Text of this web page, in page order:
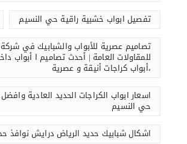
تفصيل ابواب خشبية راقية حي النسيم
تصاميم عصرية للأبواب والشبابيك في شركة
للمقاولات العامة | أحدث تصاميم ا أبواب
،أبواب كراجات أنيقة و عصرية
اسعار ابواب الكراجات الحديد العادية
حي النسيم
اشكال شبابيك حديد الرياض درايش نوافذ